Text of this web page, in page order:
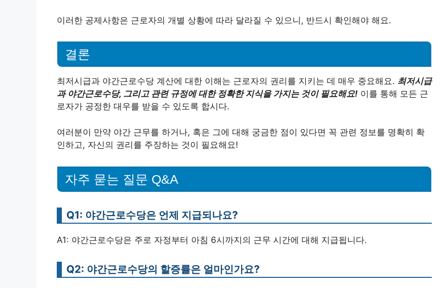
이러한 공제사항은 근로자의 개별 상황에 따라 달라질 수 있으니, 반드시 확인해야 해요.
결론
최저시급과 야간근로수당 계산에 대한 이해는 근로자의 권리를 지키는 데 매우 중요해요. 최저시급
과 야간근로수당, 그리고 관련 규정에 대한 정확한 지식을 가지는 것이 필요해요! 이를 통해 모든 근
로자가 공정한 대우를 받을 수 있도록 합시다.
여러분이 만약 야간 근무를 하거나, 혹은 그에 대해 궁금한 점이 있다면 꼭 관련 정보를 명확히 확
인하고, 자신의 권리를 주장하는 것이 필요해요!
자주 묻는 질문 Q&A
Q1: 야간근로수당은 언제 지급되나요?
A1: 야간근로수당은 주로 자정부터 아침 6시까지의 근무 시간에 대해 지급됩니다.
Q2: 야간근로수당의 할증률은 얼마인가요?